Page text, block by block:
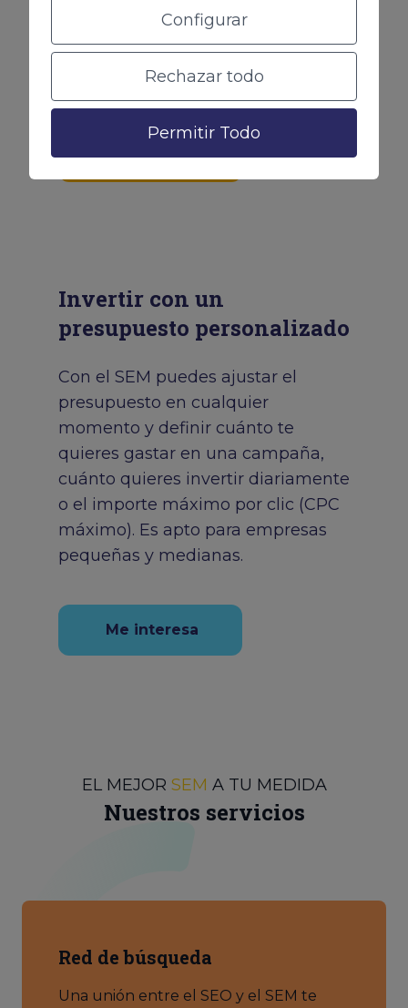
Configurar
Rechazar todo
Permitir Todo
que mejor funcionan y mucho más.
¡Vincula tu cuenta de Google Ads
con Google Analytics!
Me interesa
Invertir con un
presupuesto personalizado
Con el SEM puedes ajustar el
presupuesto en cualquier
momento y definir cuánto te
quieres gastar en una campaña,
cuánto quieres invertir diariamente
o el importe máximo por clic (CPC
máximo). Es apto para empresas
pequeñas y medianas.
Me interesa
EL MEJOR SEM A TU MEDIDA
Nuestros servicios
Red de búsqueda
Una unión entre el SEO y el SEM te